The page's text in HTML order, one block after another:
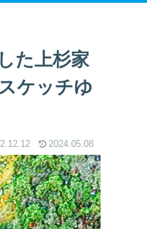
た上杉家
ケッチゆ
2024.05.08